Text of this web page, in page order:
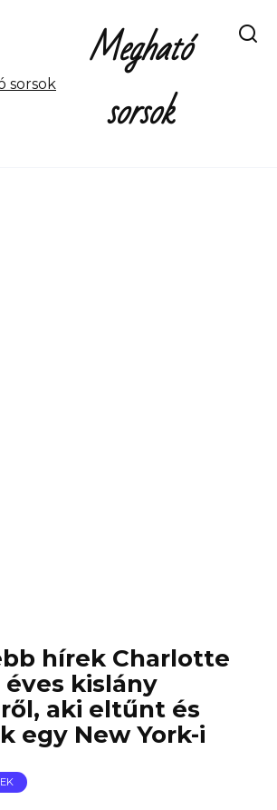
Megható
sorsok
hírek Charlotte
éves kislány
aki eltűnt és
egy New York-i